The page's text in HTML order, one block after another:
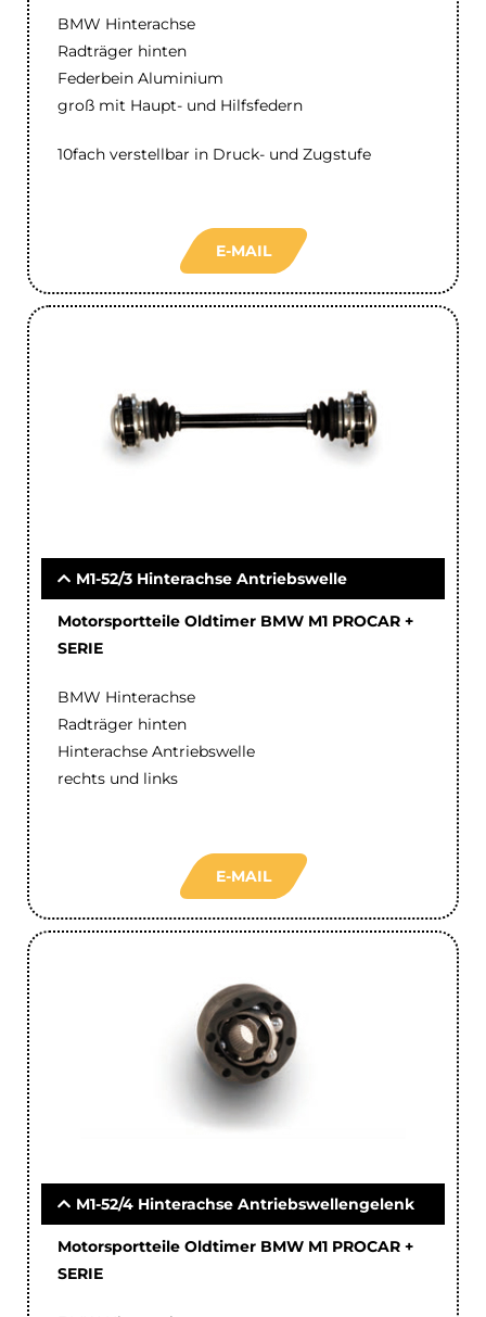
BMW Hinterachse
Radträger hinten
Federbein Aluminium
groß mit Haupt- und Hilfsfedern
10fach verstellbar in Druck- und Zugstufe
E-MAIL
M1-52/3 Hinterachse Antriebswelle
Motorsportteile Oldtimer BMW M1 PROCAR +
SERIE
BMW Hinterachse
Radträger hinten
Hinterachse Antriebswelle
rechts und links
E-MAIL
M1-52/4 Hinterachse Antriebswellengelenk
Motorsportteile Oldtimer BMW M1 PROCAR +
SERIE